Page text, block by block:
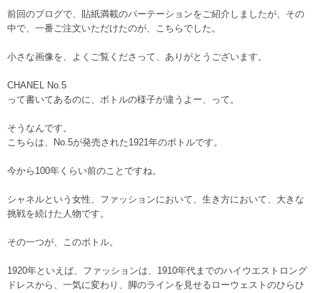
前回のブログで、貼紙満載のパーテーションをご紹介しましたが、その
中で、一番ご注文いただけたのが、こちらでした。
小さな画像を、よくご覧くださって、ありがとうございます。
CHANEL No.5
って書いてあるのに、ボトルの様子が違うよー、って。
そうなんです。
こちらは、No.5が発売された1921年のボトルです。
今から100年くらい前のことですね。
シャネルという女性、ファッションにおいて、生き方において、大きな
挑戦を続けた人物です。
その一つが、このボトル。
1920年といえば、ファッションは、1910年代までのハイウエストロング
ドレスから、一気に変わり、脚のラインを見せるローウェストのひらひ